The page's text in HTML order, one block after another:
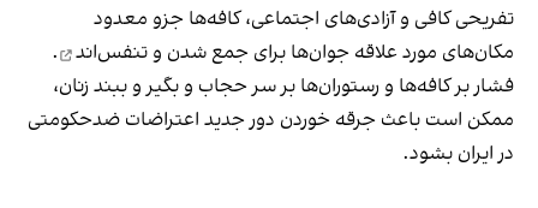
تفریحی کافی و آزادی‌های اجتماعی، کافه‌ها جزو معدود
مکان‌های مورد علاقه جوان‌ها برای جمع شدن و تنفس‌اند
.
فشار بر کافه‌ها و رستوران‌ها بر سر حجاب و بگیر و ببند زنان،
ممکن است باعث جرقه خوردن دور جدید اعتراضات ضدحکومتی
در ایران بشود.